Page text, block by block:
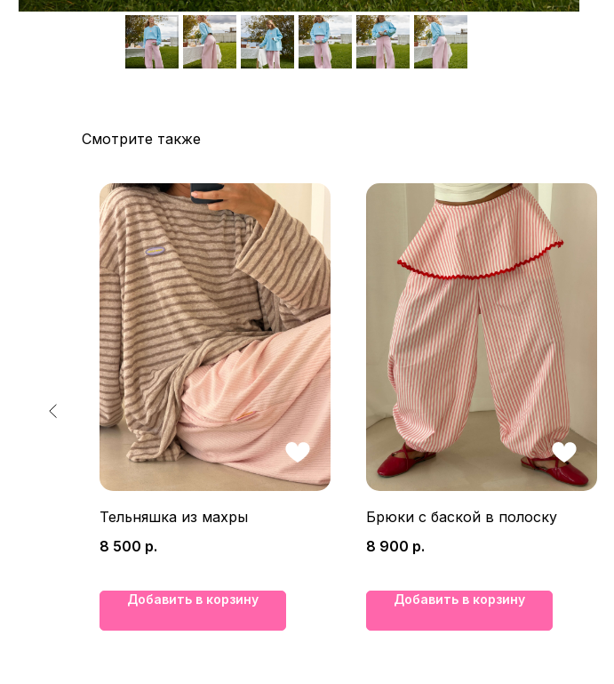
Смотрите также
Тельняшка из махры
8 500 р.
Добавить в корзину
Брюки с баской в полоску
8 900 р.
Добавить в корзину